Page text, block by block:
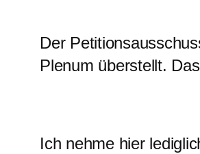
Der
Plenum überstellt.
Ich nehme hier